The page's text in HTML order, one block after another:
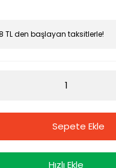
TL den başlayan taksitlerle!
Sepete Ekle
Hızlı Ekle